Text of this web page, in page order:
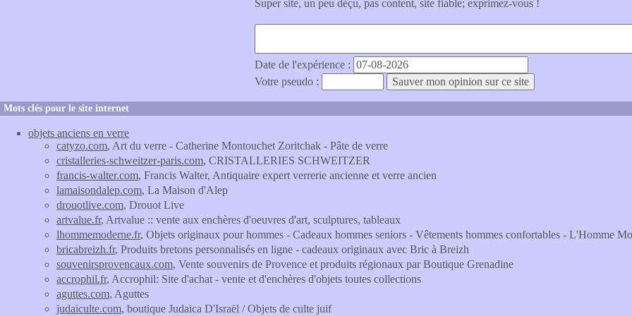
Super site, un peu déçu, pas content, site fiable; exprimez-vous !
Date de l'expérience :
Votre pseudo :
Mots clés pour le site internet
objets anciens en verre
catyzo.com, Art du verre - Catherine Montouchet Zoritchak - Pâte de verre
cristalleries-schweitzer-paris.com, CRISTALLERIES SCHWEITZER
francis-walter.com, Francis Walter, Antiquaire expert verrerie ancienne et verre ancien
lamaisondalep.com, La Maison d'Alep
drouotlive.com, Drouot Live
artvalue.fr, Artvalue :: vente aux enchères d'oeuvres d'art, sculptures, tableaux
lhommemoderne.fr, Objets originaux pour hommes - Cadeaux hommes seniors - Vêtements hommes confortables - L'Homme
bricabreizh.fr, Produits bretons personnalisés en ligne - cadeaux originaux avec Bric à Breizh
souvenirsprovencaux.com, Vente souvenirs de Provence et produits régionaux par Boutique Grenadine
accrophil.fr, Accrophil: Site d'achat - vente et d'enchères d'objets toutes collections
aguttes.com, Aguttes
judaiculte.com, boutique Judaica D'Israël / Objets de culte juif